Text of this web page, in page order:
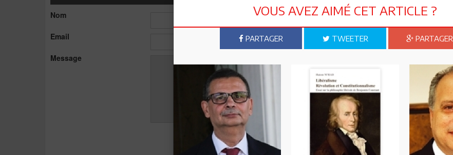
Nom
Email
Message
Envoyer
VOUS AVEZ AIMÉ CET ARTICLE ?
PARTAGER TWEETER PARTAGER